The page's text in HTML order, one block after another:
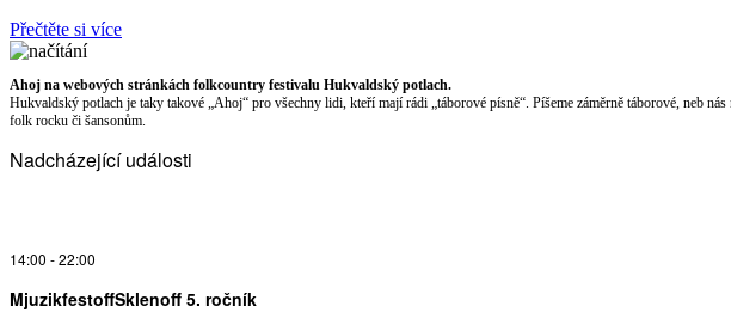
Přečtěte si více
Ahoj na webových stránkách folkcountry festivalu Hukvaldský potlach.
Hukvaldský potlach je taky takové „Ahoj“ pro všechny lidi, kteří mají rádi „táborové písně“. Píšeme záměrně táborové, neb
folk rocku či šansonům.
Nadcházející události
14:00 -22:00
MjuzikfestoffSklenoff 5. ročník